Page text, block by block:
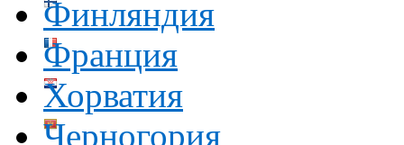
Финляндия
Франция
Хорватия
Черногория